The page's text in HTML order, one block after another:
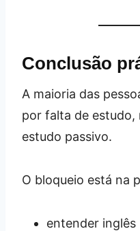
Conclusão
A maioria das
por falta de estudo,
estudo passivo.
O bloqueio está na
entender inglês